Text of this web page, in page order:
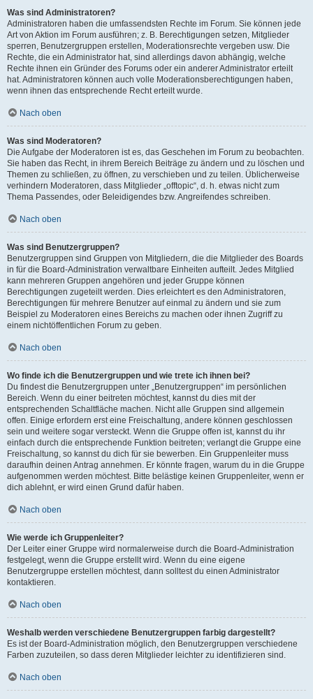
Was sind Administratoren?
Administratoren haben die umfassendsten Rechte im Forum. Sie können jede
Art von Aktion im Forum ausführen; z. B. Berechtigungen setzen, Mitglieder
sperren, Benutzergruppen erstellen, Moderationsrechte vergeben usw. Die
Rechte, die ein Administrator hat, sind allerdings davon abhängig, welche
Rechte ihnen ein Gründer des Forums oder ein anderer Administrator erteilt
hat. Administratoren können auch volle Moderationsberechtigungen haben,
wenn ihnen das entsprechende Recht erteilt wurde.
Nach oben
Was sind Moderatoren?
Die Aufgabe der Moderatoren ist es, das Geschehen im Forum zu beobachten.
Sie haben das Recht, in ihrem Bereich Beiträge zu ändern und zu löschen und
Themen zu schließen, zu öffnen, zu verschieben und zu teilen. Üblicherweise
verhindern Moderatoren, dass Mitglieder „offtopic“, d. h. etwas nicht zum
Thema Passendes, oder Beleidigendes bzw. Angreifendes schreiben.
Nach oben
Was sind Benutzergruppen?
Benutzergruppen sind Gruppen von Mitgliedern, die die Mitglieder des Boards
in für die Board-Administration verwaltbare Einheiten aufteilt. Jedes Mitglied
kann mehreren Gruppen angehören und jeder Gruppe können
Berechtigungen zugeteilt werden. Dies erleichtert es den Administratoren,
Berechtigungen für mehrere Benutzer auf einmal zu ändern und sie zum
Beispiel zu Moderatoren eines Bereichs zu machen oder ihnen Zugriff zu
einem nichtöffentlichen Forum zu geben.
Nach oben
Wo finde ich die Benutzergruppen und wie trete ich ihnen bei?
Du findest die Benutzergruppen unter „Benutzergruppen“ im persönlichen
Bereich. Wenn du einer beitreten möchtest, kannst du dies mit der
entsprechenden Schaltfläche machen. Nicht alle Gruppen sind allgemein
offen. Einige erfordern erst eine Freischaltung, andere können geschlossen
sein und weitere sogar versteckt. Wenn die Gruppe offen ist, kannst du ihr
einfach durch die entsprechende Funktion beitreten; verlangt die Gruppe eine
Freischaltung, so kannst du dich für sie bewerben. Ein Gruppenleiter muss
daraufhin deinen Antrag annehmen. Er könnte fragen, warum du in die Gruppe
aufgenommen werden möchtest. Bitte belästige keinen Gruppenleiter, wenn er
dich ablehnt, er wird einen Grund dafür haben.
Nach oben
Wie werde ich Gruppenleiter?
Der Leiter einer Gruppe wird normalerweise durch die Board-Administration
festgelegt, wenn die Gruppe erstellt wird. Wenn du eine eigene
Benutzergruppe erstellen möchtest, dann solltest du einen Administrator
kontaktieren.
Nach oben
Weshalb werden verschiedene Benutzergruppen farbig dargestellt?
Es ist der Board-Administration möglich, den Benutzergruppen verschiedene
Farben zuzuteilen, so dass deren Mitglieder leichter zu identifizieren sind.
Nach oben